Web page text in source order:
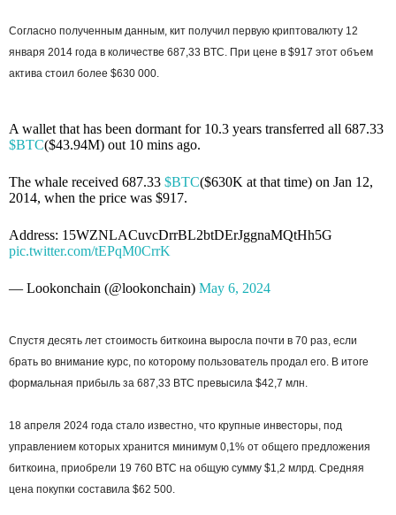
Согласно полученным данным, кит получил первую криптовалюту 12
января 2014 года в количестве 687,33 BTC. При цене в $917 этот объем
актива стоил более $630 000.
A wallet that has been dormant for 10.3 years transferred all 687.33
$BTC($43.94M) out 10 mins ago.
The whale received 687.33 $BTC($630K at that time) on Jan 12,
2014, when the price was $917.
Address: 15WZNLACuvcDrrBL2btDErJggnaMQtHh5G
pic.twitter.com/tEPqM0CrrK
— Lookonchain (@lookonchain) May 6, 2024
Спустя десять лет стоимость биткоина выросла почти в 70 раз, если
брать во внимание курс, по которому пользователь продал его. В итоге
формальная прибыль за 687,33 BTC превысила $42,7 млн.
18 апреля 2024 года стало известно, что крупные инвесторы, под
управлением которых хранится минимум 0,1% от общего предложения
биткоина, приобрели 19 760 BTC на общую сумму $1,2 млрд. Средняя
цена покупки составила $62 500.